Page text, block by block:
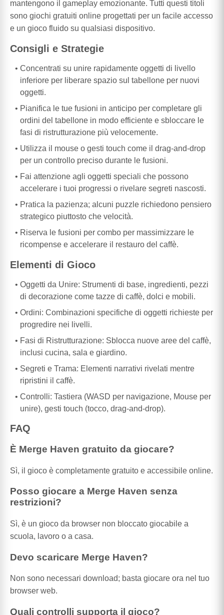
mantengono il gameplay emozionante. Tutti questi titoli
sono giochi gratuiti online progettati per un facile accesso
e un gioco fluido su qualsiasi dispositivo.
Consigli e Strategie
Concentrati su unire rapidamente oggetti di livello
inferiore per liberare spazio sul tabellone per nuovi
oggetti.
Pianifica le tue fusioni in anticipo per completare gli
ordini del tabellone in modo efficiente e sbloccare le
fasi di ristrutturazione più velocemente.
Utilizza il mouse o gesti touch come il drag-and-drop
per un controllo preciso durante le fusioni.
Fai attenzione agli oggetti speciali che possono
accelerare i tuoi progressi o rivelare segreti nascosti.
Pratica la pazienza; alcuni puzzle richiedono pensiero
strategico piuttosto che velocità.
Riserva le fusioni per combo per massimizzare le
ricompense e accelerare il restauro del caffè.
Elementi di Gioco
Oggetti da Unire: Strumenti di base, ingredienti, pezzi
di decorazione come tazze di caffè, dolci e mobili.
Ordini: Combinazioni specifiche di oggetti richieste per
progredire nei livelli.
Fasi di Ristrutturazione: Sblocca nuove aree del caffè,
inclusi cucina, sala e giardino.
Segreti e Trama: Elementi narrativi rivelati mentre
ripristini il caffè.
Controlli: Tastiera (WASD per navigazione, Mouse per
unire), gesti touch (tocco, drag-and-drop).
FAQ
È Merge Haven gratuito da giocare?
Sì, il gioco è completamente gratuito e accessibile online.
Posso giocare a Merge Haven senza
restrizioni?
Sì, è un gioco da browser non bloccato giocabile a
scuola, lavoro o a casa.
Devo scaricare Merge Haven?
Non sono necessari download; basta giocare ora nel tuo
browser web.
Quali controlli supporta il gioco?